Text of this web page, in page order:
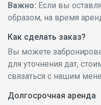
Важно: Если вы
образом, на время
Как сделать заказ?
Вы можете
для уточнения дат,
связаться с нашим
Долгосрочная аренда